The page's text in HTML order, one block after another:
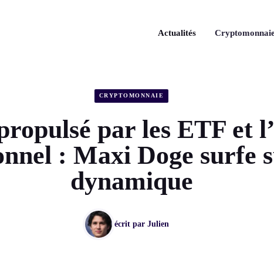
Actualités
CRYPTOMONNAIE
par les ETF et
: Maxi Doge surfe
dynamique
écrit par Julien